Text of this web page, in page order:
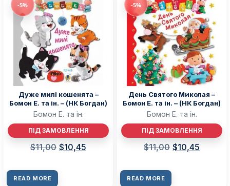
-5%
Дуже милі кошенята –
Бомон Е. та ін. – (НК Богдан)
Бомон Е. та ін.
ПІД ЗАМОВЛЕННЯ
$11,00 $10,45
READ MORE
-5%
День Святого Миколая –
Бомон Е. та ін. – (НК Богдан)
Бомон Е. та ін.
ПІД ЗАМОВЛЕННЯ
$11,00 $10,45
READ MORE